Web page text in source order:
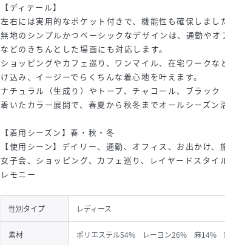
【ディテール】
左右には実用的なポケット付きで、機能性も確保しまし
無地のシンプルかつベーシックなデザインは、通勤やオ
などのきちんとした場面にも対応します。
ショッピングやカフェ巡り、ワンマイル、在宅ワークな
け込み、イージーでらくちんな着心地を叶えます。
ナチュラル（生成り）やトープ、チャコール、ブラック
着いたカラー展開で、春夏から秋冬までオールシーズン
【着用シーズン】春・秋・冬
【使用シーン】デイリー、通勤、オフィス、お出かけ、
女子会、ショッピング、カフェ巡り、レイヤードスタイ
レモニー
性別タイプ レディース
素材 ポリエステル54% レーヨン26% 麻14%